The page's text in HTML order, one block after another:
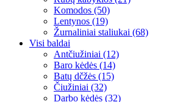
Komodos (50)
Lentynos (19)
Žurnaliniai staliukai (68)
Visi baldai
Antčiužiniai (12)
Baro kėdės (14)
Batų dčžės (15)
Čiužiniai (32)
Darbo kėdės (32)